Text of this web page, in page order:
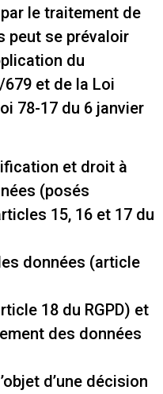
le traitement de
peut se prévaloir
du
et de la Loi
78-17 du 6 janvier
et droit à
(posés
15, 16 et 17 du
données (article
18 du RGPD) et
des données
d’une décision